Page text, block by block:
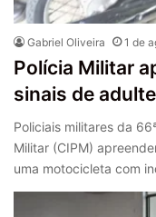
Gabriel Oliveira 1 de
Polícia Militar
sinais de
Policiais militares da
Militar (CIPM)
uma motocicleta com